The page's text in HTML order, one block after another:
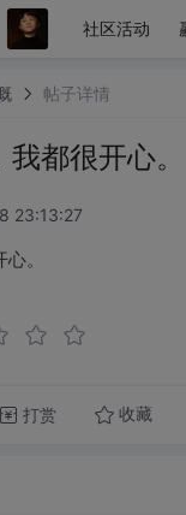
社区活动
帖子详情
都很开心。
23:13:27
。
打赏 收藏